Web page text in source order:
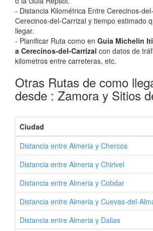
- Distancia Kilométrica Entre Cerecinos-
Cerecinos-del-Carrizal y tiempo estimado
llegar.
- Planificar Ruta como en Guia Michelin
a Cerecinos-del-Carrizal con datos de
kilometros entre carreteras, etc.
Otras Rutas de como
desde : Zamora y Sitios
Ciudad
Distancia entre Almeria y Chercos
Distancia entre Almeria y Chirivel
Distancia entre Almeria y Cobdar
Distancia entre Almeria y Cuevas-del-
Distancia entre Almeria y Dalias